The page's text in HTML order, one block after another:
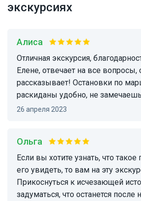
экскурсиях
Алиса
Отличная экскурсия, благодарности Экскурсоводу
Елене, отвечает на все вопросы,
рассказывает! Остановки по
раскиданы удобно, не
26 апреля 2023
Ольга
Если вы хотите узнать, что такое петроглиф и еще
его увидеть, то вам на эту
Прикоснуться к исчезающей
задуматься, что останется после